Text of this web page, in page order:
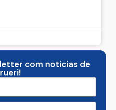
com noticias de